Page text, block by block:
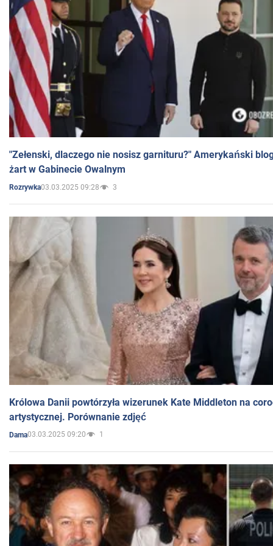
"Zełenski, dlaczego nie nosisz garnituru?" Amerykański
żart w Gabinecie Owalnym
Rozrywka03.03.2025 09:28 3
Królowa Danii powtórzyła wizerunek Kate Middleton na
artystycznej. Porównanie zdjęć
Dama03.03.2025 09:20 1